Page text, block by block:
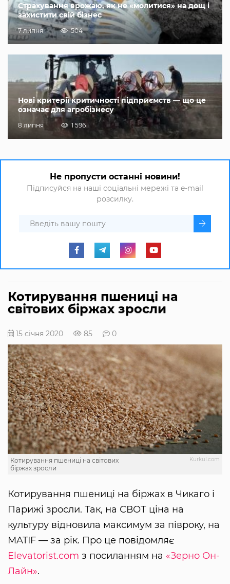
Страхування врожаю, як не «молитися» на дощ і
захистити свій бізнес
7 липня 504
Нові критерії критичності підприємств — що це
означає для агробізнесу
8 липня 1 596
Не пропусти останні новини!
Підписуйся на наші соціальні мережі та e-mail
розсилку.
Котирування пшениці на
світових біржах зросли
15 січня 2020 85 0
Kurkul.com
Котирування пшениці на світових
біржах зросли
Котирування пшениці на біржах в Чикаго і
Парижі зросли. Так, на СВОТ ціна на
культуру відновила максимум за півроку, на
MATIF — за рік. Про це повідомляє
Elevatorist.com з посиланням на «Зерно Он-
Лайн».